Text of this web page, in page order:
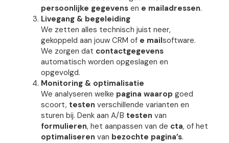
persoonlijke gegevens en e mailadressen.
Livegang & begeleiding
We zetten alles technisch juist neer,
gekoppeld aan jouw CRM of e mailsoftware.
We zorgen dat contactgegevens
automatisch worden opgeslagen en
opgevolgd.
Monitoring & optimalisatie
We analyseren welke pagina waarop goed
scoort, testen verschillende varianten en
sturen bij. Denk aan A/B testen van
formulieren, het aanpassen van de cta, of het
optimaliseren van bezochte pagina’s.